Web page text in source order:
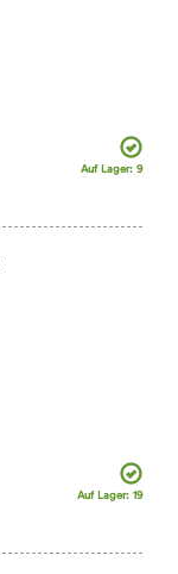
Auf Lager: 9
Auf Lager: 19